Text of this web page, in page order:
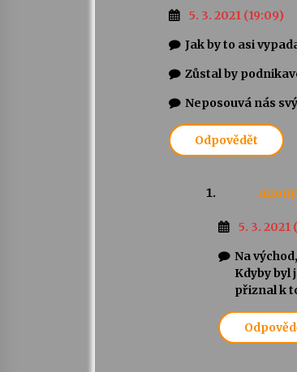
5. 3. 2021 (19:09)
Jak by to asi
Zůstal by
Neposouvá nás
Odpovědět
5. 3. 2021
Na
Kdyby byl
přiznal k